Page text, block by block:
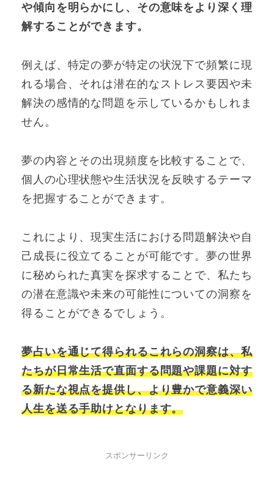
や傾向を明らかにし、その意味をより深く理
解することができます。
例えば、特定の夢が特定の状況下で頻繁に現
れる場合、それは潜在的なストレス要因や未
解決の感情的な問題を示しているかもしれま
せん。
夢の内容とその出現頻度を比較することで、
個人の心理状態や生活状況を反映するテーマ
を把握することができます。
これにより、現実生活における問題解決や自
己成長に役立てることが可能です。夢の世界
に秘められた真実を探求することで、私たち
の潜在意識や未来の可能性についての洞察を
得ることができるでしょう。
夢占いを通じて得られるこれらの洞察は、私
たちが日常生活で直面する問題や課題に対す
る新たな視点を提供し、より豊かで意義深い
人生を送る手助けとなります。
スポンサーリンク